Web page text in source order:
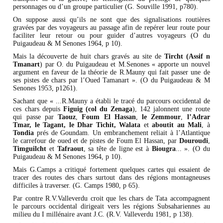
personnages ou d’un groupe particulier (G. Souville 1991, p780).
On suppose aussi qu’ils ne sont que des signalisations routières
gravées par des voyageurs au passage afin de repérer leur route pour
faciliter leur retour ou pour guider d’autres voyageurs (O du
Puigaudeau & M Senones 1964, p 10).
Mais la découverte de huit chars gravés au site de Tircht (Assif n
Tmanart) par O. du Puigaudeau et M.Senones « apporte un nouvel
argument en faveur de la théorie de R.Mauny qui fait passer une de
ses pistes de chars par l’Oued Tamanart ». (O du Puigaudeau & M
Senones 1953, p1261).
Sachant que « ...R.Mauny a établi le tracé du parcours occidental de
ces chars depuis Figuig (col du Zenaga), 142 jalonnent une route
qui passe parTaouz,Foum El Hassan,le Zemmour, l’Adrar
Tmar, le Tagant, le Dhar Tichit, Walata etaboutit au Mali, à
Tondia prés de Goundam. Un embranchement reliait à l’Atlantique
le carrefour de oued et de pistes de Foum El Hassan, par Douroudi,
Timguilcht et Tafraout, sa tête de ligne est à Biougra... ». (O du
Puigaudeau & M Senones 1964, p 10).
Mais G.Camps a critiqué fortement quelques cartes qui essaient de
tracer des routes des chars surtout dans des régions montagneuses
difficiles à traverser. (G. Camps 1980, p 65).
Par contre R.V.Valleverdu croit que les chars de Tata accompagnent
le parcours occidental dirigeait vers les régions Subsahariennes au
milieu du I millénaire avant J.C. (R.V. Valleverdu 1981, p 138).